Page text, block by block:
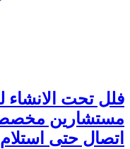
مستشارين
اتصال حتى استلام